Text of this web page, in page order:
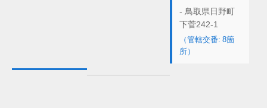
- 鳥取県日野町
下菅242-1
（管轄交番: 8箇
所）